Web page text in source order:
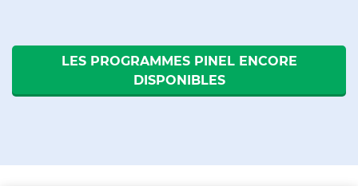
LES PROGRAMMES PINEL ENCORE
DISPONIBLES